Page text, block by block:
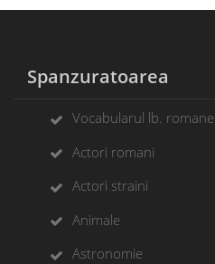
Spanzuratoarea
Vocabularul lb. romane
Actori romani
Actori straini
Animale
Astronomie